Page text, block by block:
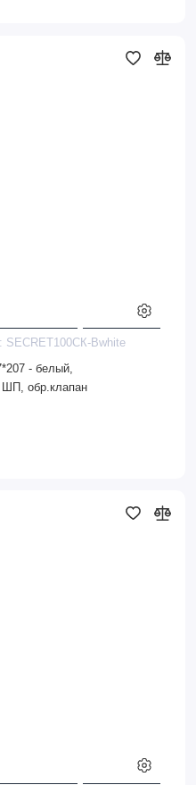
SECRET100СК-Вwhite
- белый,
обр.клапан